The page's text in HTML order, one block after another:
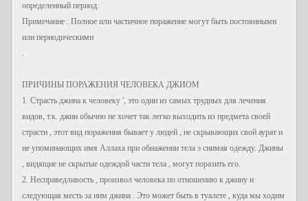
определенный период.
Примечание : Полное или частичное поражение могут быть постоянными
или периодическими
.
ПРИЧИНЫ ПОРАЖЕНИЯ ЧЕЛОВЕКА ДЖИОМ
1. Страсть джина к человеку ', это один из самых трудных для лечения
видов, т.к. джин обычно не хочет так легко выходить из предмета своей
страсти , этот вид поражения бывает у людей , не скрывающих свой аурат и
не упоминающих имя Аллаха при обнажении тела э снимая одежду. Джины
, видящие не скрытые одеждой части тела , могут поразить его.
2. Несправедливость , произвол человека по отношению к джину и
следующая месть за ним джина . Это может быть в туалете , куда мы ходим